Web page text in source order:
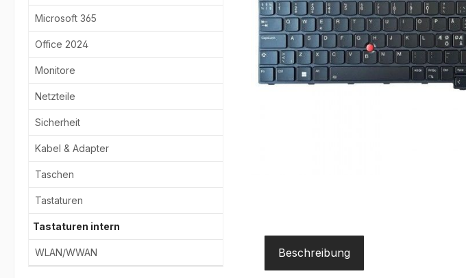
Microsoft 365
Office 2024
Monitore
Netzteile
Sicherheit
Kabel & Adapter
Taschen
Tastaturen
Tastaturen intern
WLAN/WWAN Beschreibung